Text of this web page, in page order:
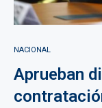
NACIONAL
Aprueban